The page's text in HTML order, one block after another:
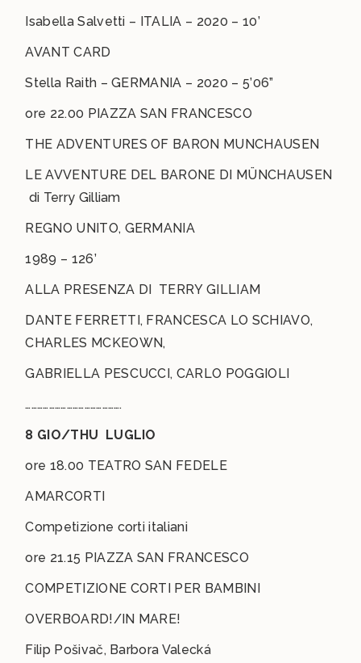
Isabella Salvetti – ITALIA – 2020 – 10’
AVANT CARD
Stella Raith – GERMANIA – 2020 – 5’06”
ore 22.00 PIAZZA SAN FRANCESCO
THE ADVENTURES OF BARON MUNCHAUSEN
LE AVVENTURE DEL BARONE DI MÜNCHAUSEN
di Terry Gilliam
REGNO UNITO, GERMANIA
1989 – 126’
ALLA PRESENZA DI TERRY GILLIAM
DANTE FERRETTI, FRANCESCA LO SCHIAVO,
CHARLES MCKEOWN,
GABRIELLA PESCUCCI, CARLO POGGIOLI
………………………………………….
8 GIO/THU LUGLIO
ore 18.00 TEATRO SAN FEDELE
AMARCORTI
Competizione corti italiani
ore 21.15 PIAZZA SAN FRANCESCO
COMPETIZIONE CORTI PER BAMBINI
OVERBOARD!/IN MARE!
Filip Pošivač, Barbora Valecká